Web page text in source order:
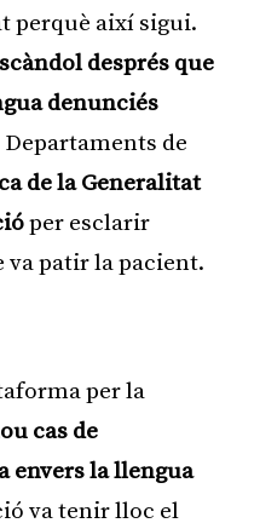
perquè així sigui.
després que
denunciés
de
de la Generalitat
per esclarir
va patir la pacient.
per la
cas de
la llengua
va tenir lloc el